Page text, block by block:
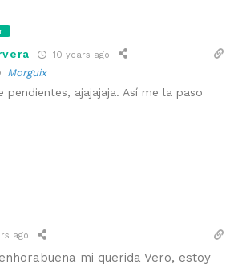
10 years ago
Morguix
pendientes, ajajajaja. Así me la paso
ago
mi querida Vero, estoy